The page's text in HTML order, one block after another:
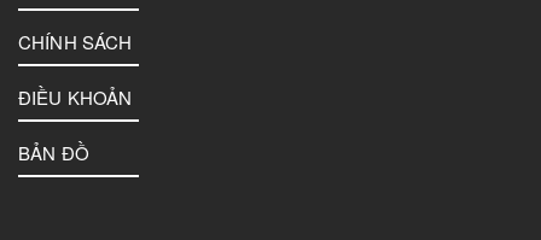
CHÍNH SÁCH
ĐIỀU KHOẢN
BẢN ĐỒ